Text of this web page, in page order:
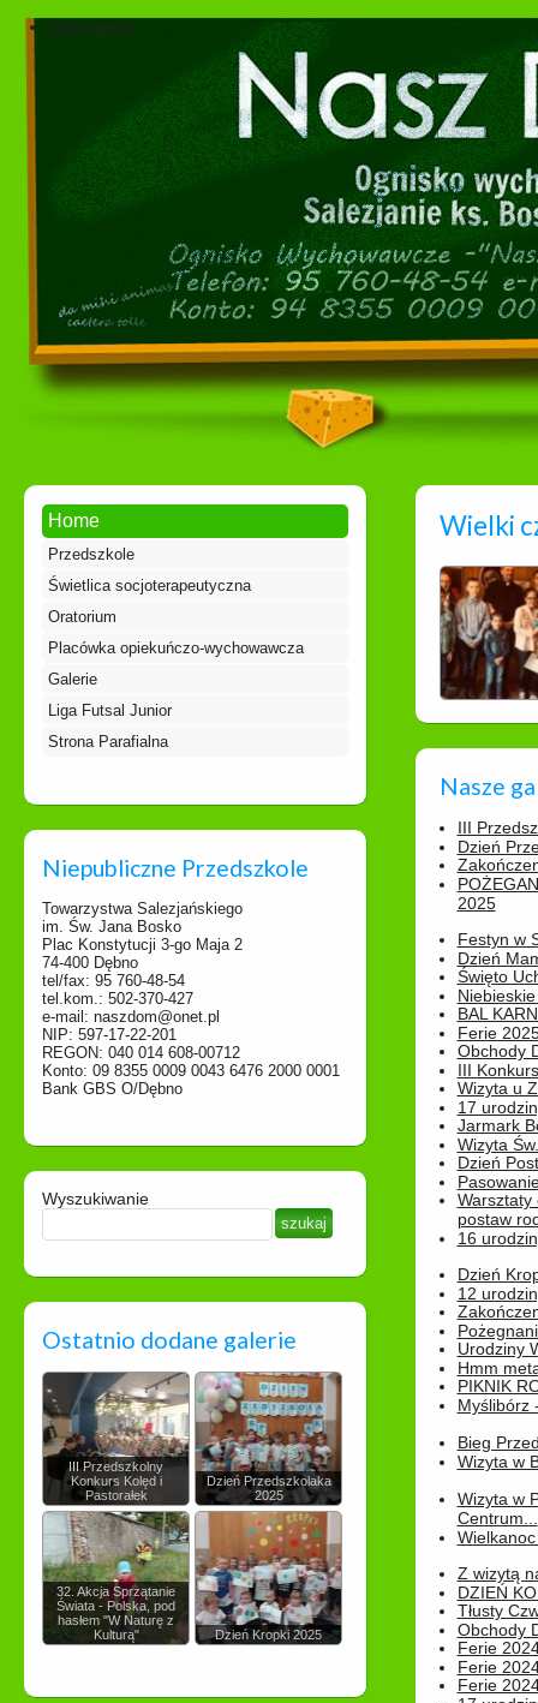
Dokumenty
Home
Przedszkole
Świetlica socjoterapeutyczna
Oratorium
Placówka opiekuńczo-wychowawcza
Galerie
Liga Futsal Junior
Strona Parafialna
Niepubliczne Przedszkole
Towarzystwa Salezjańskiego
im. Św. Jana Bosko
Plac Konstytucji 3-go Maja 2
74-400 Dębno
tel/fax: 95 760-48-54
tel.kom.: 502-370-427
e-mail: naszdom@onet.pl
NIP: 597-17-22-201
REGON: 040 014 608-00712
Konto: 09 8355 0009 0043 6476 2000 0001
Bank GBS O/Dębno
Wyszukiwanie
Ostatnio dodane galerie
III Przedszkolny
Konkurs Kolęd i
Pastorałek
Dzień Przedszkolaka
2025
32. Akcja Sprzątanie
Świata - Polska, pod
hasłem "W Naturę z
Kulturą"
Dzień Kropki 2025
Wielki
Nasze
III
Dzień
2025
Festyn w
Dzień
Święto
BAL
Ferie
Obchody
III
Wizyta u
17
Jarmark
Wizyta
Dzień
Warsztaty
postaw
16
Dzień
12
Urodziny
Hmm
PIKNIK
Myślibórz
Bieg
Wizyta w
Wizyta w
Centrum...
Z wizytą
DZIEŃ
Tłusty
Obchody
Ferie
Ferie
Ferie